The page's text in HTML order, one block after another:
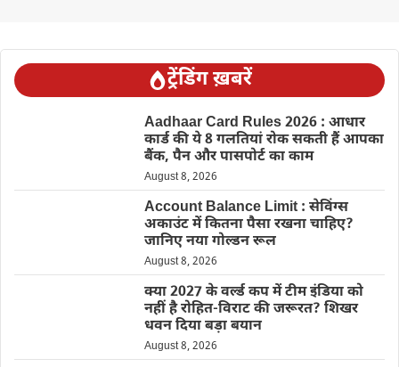
ट्रेंडिंग ख़बरें
Aadhaar Card Rules 2026 : आधार
कार्ड की ये 8 गलतियां रोक सकती हैं आपका
बैंक, पैन और पासपोर्ट का काम
August 8, 2026
Account Balance Limit : सेविंग्स
अकाउंट में कितना पैसा रखना चाहिए?
जानिए नया गोल्डन रूल
August 8, 2026
क्या 2027 के वर्ल्ड कप में टीम इंडिया को
नहीं है रोहित-विराट की जरूरत? शिखर
धवन दिया बड़ा बयान
August 8, 2026